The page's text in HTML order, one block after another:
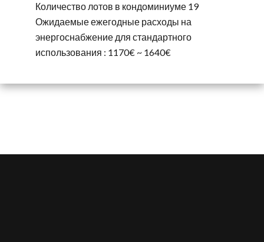
Количество лотов в кондоминиуме 19
Ожидаемые ежегодные расходы на
энергоснабжение для стандартного
использования : 1170€ ~ 1640€